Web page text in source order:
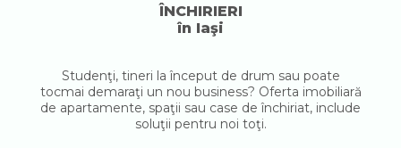
ÎNCHIRIERI
în Iaşi
Studenţi, tineri la început de drum sau poate
tocmai demaraţi un nou business? Oferta imobiliară
de apartamente, spaţii sau case de închiriat, include
soluţii pentru noi toţi.